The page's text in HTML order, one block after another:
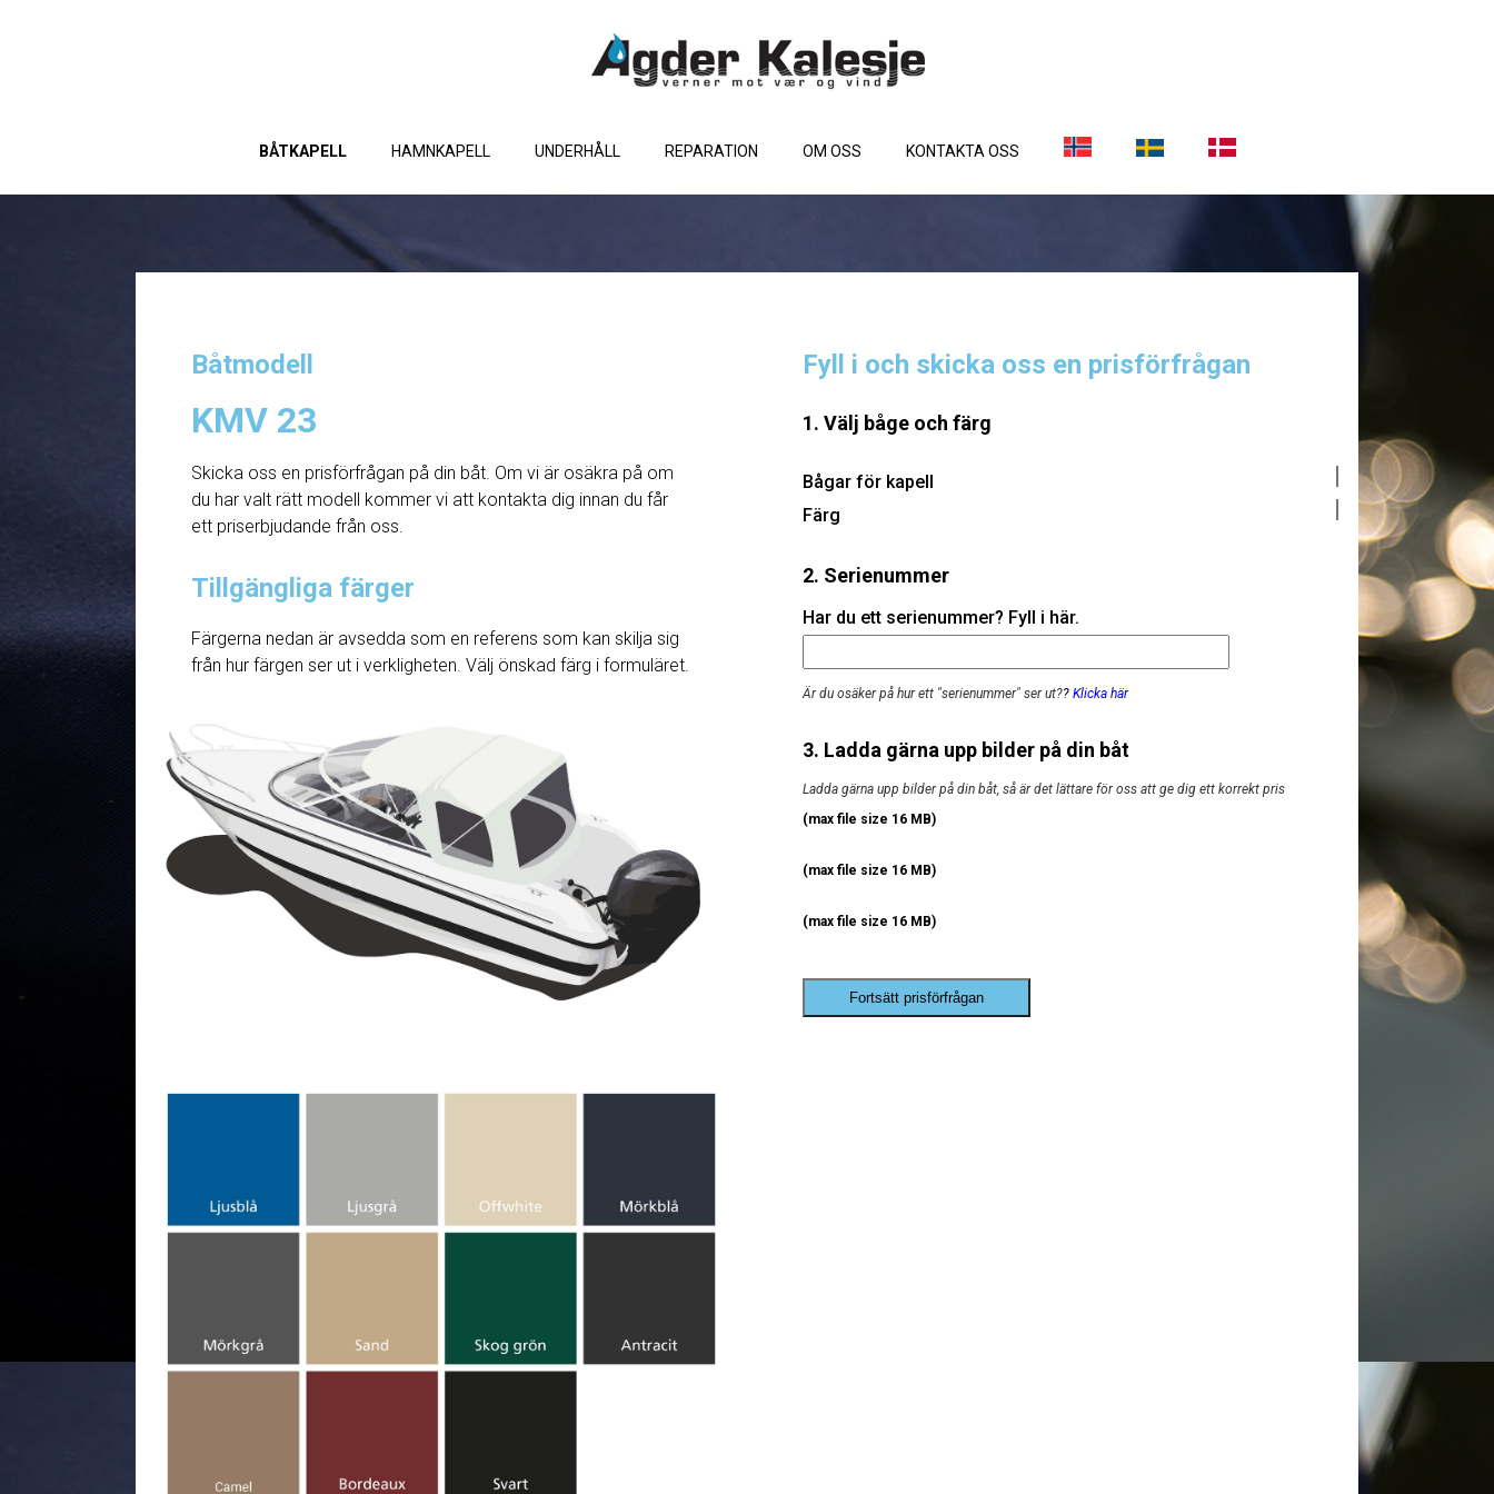
BÅTKAPELL HAMNKAPELL UNDERHÅLL REPARATION OM OSS KONTAKTA OSS
Båtmodell
KMV 23
Skicka oss en prisförfrågan på din båt. Om vi ​​är osäkra på om
du har valt rätt modell kommer vi att kontakta dig innan du får
ett priserbjudande från oss.
Tillgängliga färger
Färgerna nedan är avsedda som en referens som kan skilja sig
från hur färgen ser ut i verkligheten. Välj önskad färg i formuläret.
Fyll i och skicka oss en prisförfrågan
1. Välj båge och färg
Bågar för kapell
Färg
2. Serienummer
Har du ett serienummer? Fyll i här.
Är du osäker på hur ett "serienummer" ser ut?? Klicka här
3. Ladda gärna upp bilder på din båt
Ladda gärna upp bilder på din båt, så är det lättare för oss att ge dig ett korrekt pris
(max file size 16 MB)
(max file size 16 MB)
(max file size 16 MB)
Fortsätt prisförfrågan